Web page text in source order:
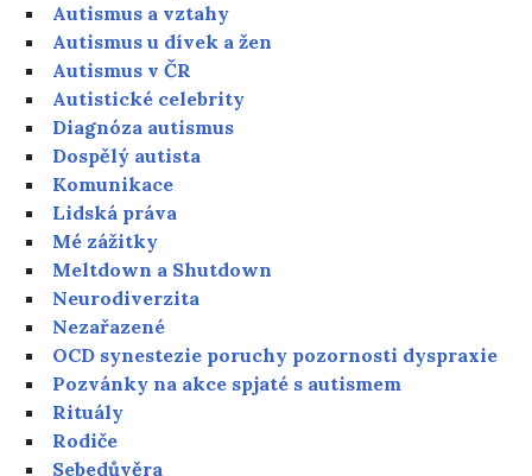
Autismus a vztahy
Autismus u dívek a žen
Autismus v ČR
Autistické celebrity
Diagnóza autismus
Dospělý autista
Komunikace
Lidská práva
Mé zážitky
Meltdown a Shutdown
Neurodiverzita
Nezařazené
OCD synestezie poruchy pozornosti dyspraxie
Pozvánky na akce spjaté s autismem
Rituály
Rodiče
Sebedůvěra